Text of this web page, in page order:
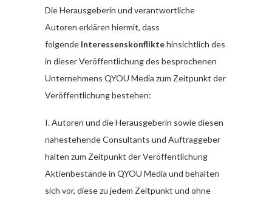
Die Herausgeberin und verantwortliche
Autoren erklären hiermit, dass
folgende Interessenskonfliktehinsichtlich des
in dieser Veröffentlichung des besprochenen
Unternehmens QYOU Media zum Zeitpunkt der
Veröffentlichung bestehen:
I. Autoren und die Herausgeberin sowie diesen
nahestehende Consultants und Auftraggeber
halten zum Zeitpunkt der Veröffentlichung
Aktienbestände in QYOU Media und behalten
sich vor, diese zu jedem Zeitpunkt und ohne